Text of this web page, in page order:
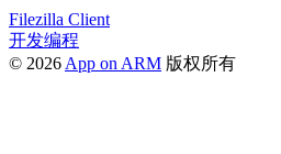
Filezilla Client
开发编程
© 2026 App on ARM 版权所有